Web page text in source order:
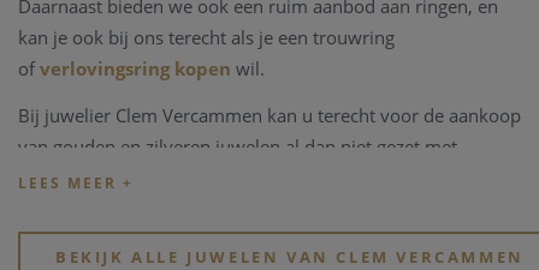
Daarnaast bieden we ook een ruim aanbod aan ringen, en
kan je ook bij ons terecht als je een trouwring
ofverlovingsring kopen wil.
Bij juwelier Clem Vercammen kan u terecht voor de aankoop
van gouden en zilveren juwelen al dan niet gezet met
edelstenen, kleurstenen of in combinaties met parels.
onze physieke winkel in hartje Heist-op-den-Berg.
BEKIJK ALLE JUWELEN VAN CLEM VERCAMMEN